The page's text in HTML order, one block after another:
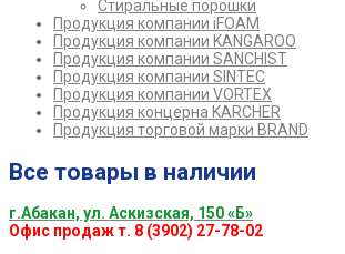
Стиральные порошки
Продукция компании iFOAM
Продукция компании KANGAROO
Продукция компании SANCHIST
Продукция компании SINTEC
Продукция компании VORTEX
Продукция концерна KARCHER
Продукция торговой марки BRAND
Все товары в наличии
г.Абакан, ул. Аскизская, 150 «Б»
Офис продаж т. 8 (3902) 27-78-02